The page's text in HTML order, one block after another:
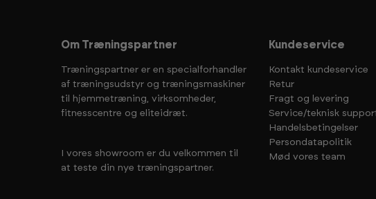
Om Træningspartner
Træningspartner er en specialforhandler
af træningsudstyr og træningsmaskiner
til hjemmetræning, virksomheder,
fitnesscentre og eliteidræt.
I vores showroom er du velkommen til
at teste din nye træningspartner.
Kundeservice
Kontakt kundeservice
Retur
Fragt og levering
Service/teknisk
Handelsbetingelser
Persondatapolitik
Mød vores team